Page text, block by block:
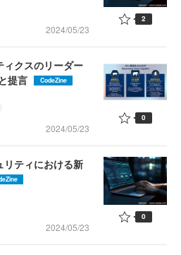
2024/05/23
2
クスのリーダー
提言
CodeZine
2024/05/23
0
ティにおける新
2024/05/23
0